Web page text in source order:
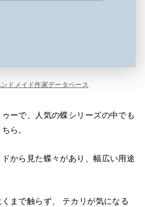
ドメイド作家データベース
ーで、人気の蝶シリーズの中でも
ら。
から見た蝶々があり、幅広い用途
まで触らず、 テカリが気になる